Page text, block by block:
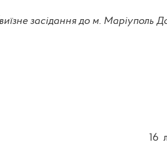
засідання до м. Маріуполь
16